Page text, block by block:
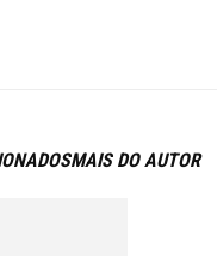
MAIS DO AUTOR